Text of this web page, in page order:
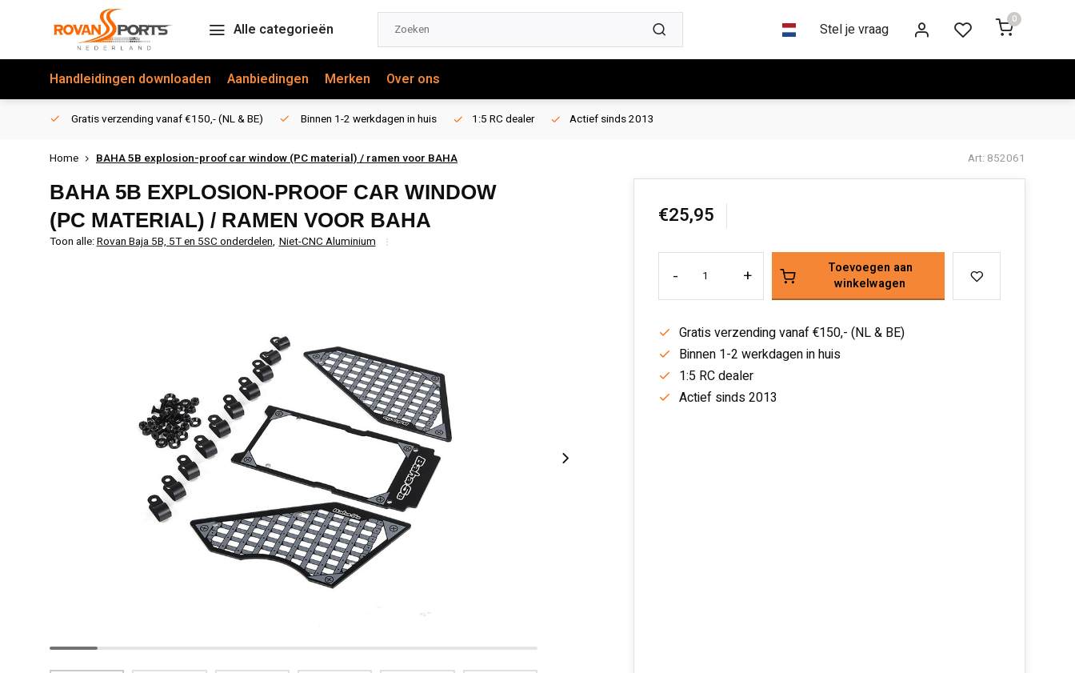
Alle categorieën Stel je vraag
0
Handleidingen downloaden Aanbiedingen Merken Over ons
Gratis verzending vanaf €150,- (NL & BE) Binnen 1-2 werkdagen in huis 1:5 RC dealer Actief sinds 2013
Home BAHA 5B explosion-proof car window (PC material) / ramen voor BAHA Art: 852061
BAHA 5B EXPLOSION-PROOF CAR WINDOW
(PC MATERIAL) / RAMEN VOOR BAHA
Toon alle:Rovan Baja 5B, 5T en 5SC onderdelen, Niet-CNC Aluminium
€25,95
- +
Toevoegen aan
winkelwagen
Gratis verzending vanaf €150,- (NL & BE)
Binnen 1-2 werkdagen in huis
1:5 RC dealer
Actief sinds 2013